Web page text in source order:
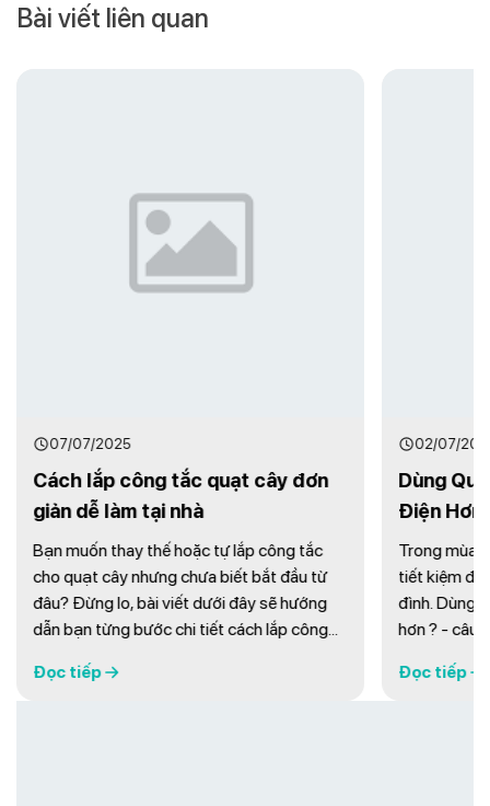
Bài viết liên quan
02/07/2025
Dùng Quạt Trần Hay Quạt Cây Tốn
Điện Hơn? So sánh A-Z
Trong mùa nóng, việc chọn thiết bị làm mát
tiết kiệm điện là mối quan tâm của nhiều gia
đình. Dùng quạt trần hay quạt cây tốn điện
hơn ? - câu hỏi tưởng chừng đơn giản
lựa chọn tối ưu cho hóa đơn tiền điện mỗi
Đọc tiếp
Trong
tiếng ồn
được tốc
trong.
cho
tại nhà
Đọc tiếp